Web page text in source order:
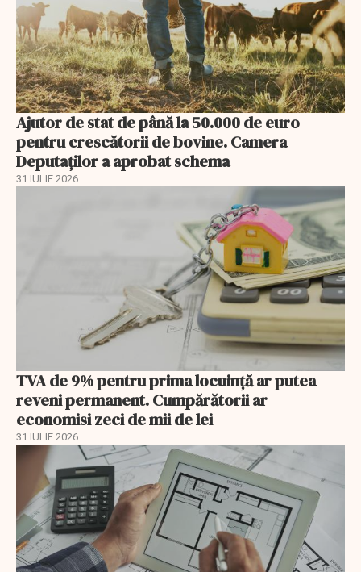
Ajutor de stat de până la 50.000 de euro
pentru crescătorii de bovine. Camera
Deputaților a aprobat schema
31 IULIE 2026
TVA de 9% pentru prima locuință ar putea
reveni permanent. Cumpărătorii ar
economisi zeci de mii de lei
31 IULIE 2026